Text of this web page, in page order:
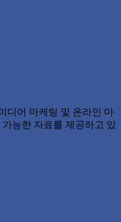
디어 마케팅 및 온라인 마
능한 자료를 제공하고 있